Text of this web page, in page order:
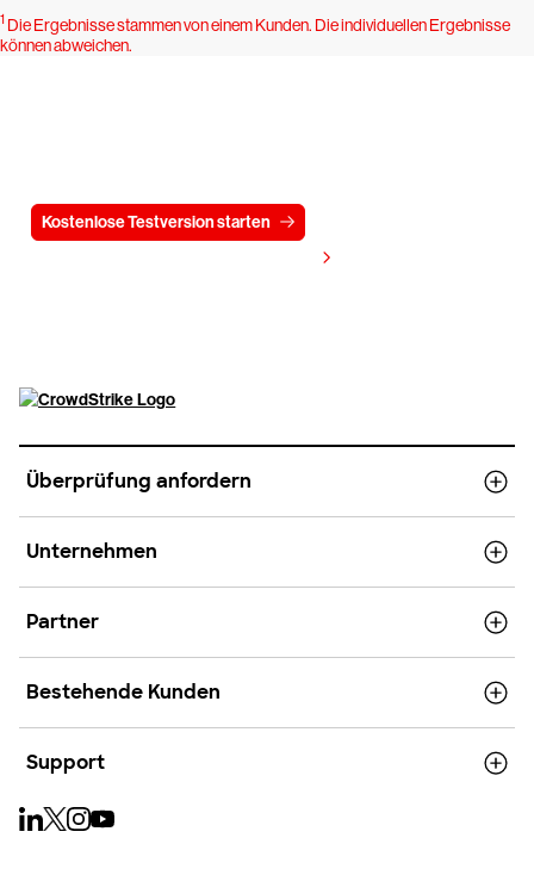
1 Die Ergebnisse stammen von einem Kunden. Die individuellen Ergebnisse
können abweichen.
Kostenlose Testversion starten
Überprüfung anfordern
Unternehmen
Partner
Bestehende Kunden
Support